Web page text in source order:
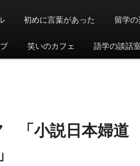
初めに言葉があった 留学
笑いのカフェ 語学の談話室
「小説日本婦道